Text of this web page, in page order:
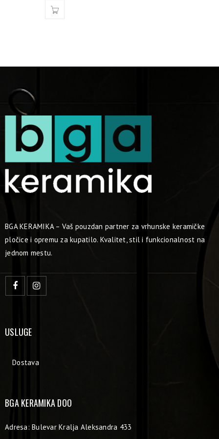
BGA KERAMIKA – Vaš pouzdan partner za vrhunske keramičke
pločice i opremu za kupatilo. Kvalitet, stil i funkcionalnost na
jednom mestu.
USLUGE
Dostava
BGA KERAMIKA DOO
Adresa: Bulevar Kralja Aleksandra 433